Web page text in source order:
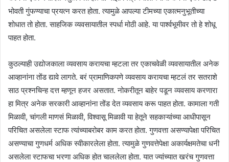
भोवती गुंफण्याचा प्रयत्न करत होता. त्यामुळे आपल्या टीमच्या एकात्मनुभूतीच्या
शोधात तो होता. साहजिक व्यवसायातील स्पर्धा मोठी आहे. या पार्श्वभूमीवर तो हे शोधू
पाहत होता.
कुठल्याही उद्योजकाला व्यवसाय करायचा म्हटला तर एकाचवेळी व्यवसायातील अनेक
आव्हानांना तोंड द्यावे लागते. बरं प्रामाणिकपणे व्यवसाय करायचा म्हटलं तर सतराशे
साठ प्रश्नचिन्ह दत्त म्हणून हजर असतात. नोकरीतून बाहेर पडून व्यवसाय करणारा
हा मित्र अनेक सरकारी आव्हानांना तोंड देत व्यवसाय करू पाहत होता. कामाला गती
मिळावी, चांगली माणसं मिळावी, विश्वासू मिळावी या हेतूने सहकाऱ्यांच्या आधीपासून
परिचित असलेला स्टाफ त्यांच्याबरोबर काम करत होता. गुणवत्ता असण्यापेक्षा परिचित
असण्याचा गुणधर्म अधिक स्वीकारलेला होता. त्यामुळे गुणवत्तेपेक्षा अकार्यक्षमतेचा धनी
असलेला स्टाफचा भरणा अधिक होत चाललेला होता. यात ज्यांच्यात खरंच गुणवत्ता